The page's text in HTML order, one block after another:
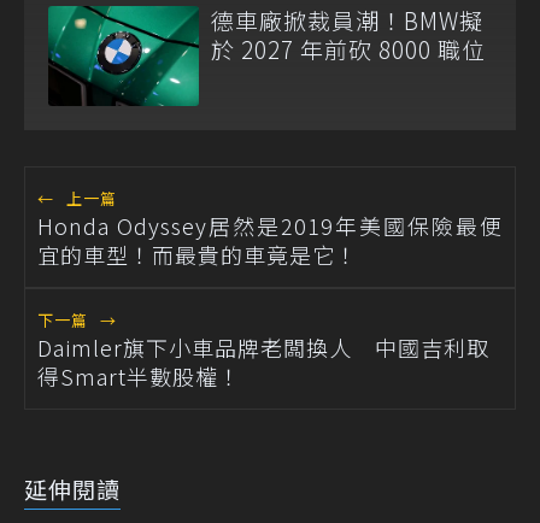
德車廠掀裁員潮！BMW擬
於 2027 年前砍 8000 職位
← 上一篇
Honda Odyssey居然是2019年美國保險最便
宜的車型！而最貴的車竟是它！
下一篇 →
Daimler旗下小車品牌老闆換人 中國吉利取
得Smart半數股權！
延伸閱讀